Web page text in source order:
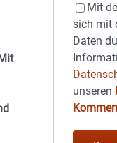
Mit
sich mit
Daten
unseren